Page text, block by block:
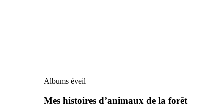
Albums éveil
Mes histoires d’animaux de la forêt